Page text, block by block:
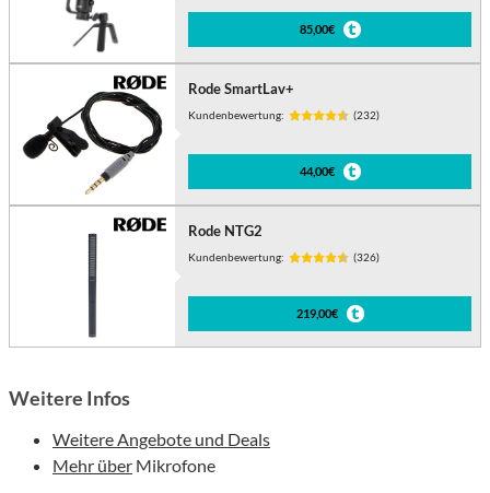
85,00€
Rode SmartLav+
Kundenbewertung: (232)
44,00€
Rode NTG2
Kundenbewertung: (326)
219,00€
Weitere Infos
Weitere Angebote und Deals
Mehr über Mikrofone